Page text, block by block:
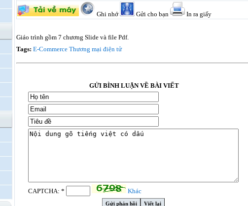
Ghi nhớ Gửi cho bạn In ra giấy
Giáo trình gồm 7 chương Slide và file Pdf.
Tags: E-Commerce Thương mại điện tử
GỬI BÌNH LUẬN VỀ BÀI VIẾT
CAPTCHA: * Khác